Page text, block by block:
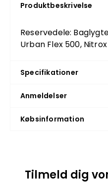
Produktbeskrivelse
Reservedele:
Urban Flex 500, Nitrox
Specifikationer
Anmeldelser
Købsinformation
Tilmeld dig